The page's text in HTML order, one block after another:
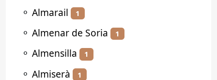
⚬ Almarail 1
⚬ Almenar de Soria 1
⚬ Almensilla 1
⚬ Almiserà 1